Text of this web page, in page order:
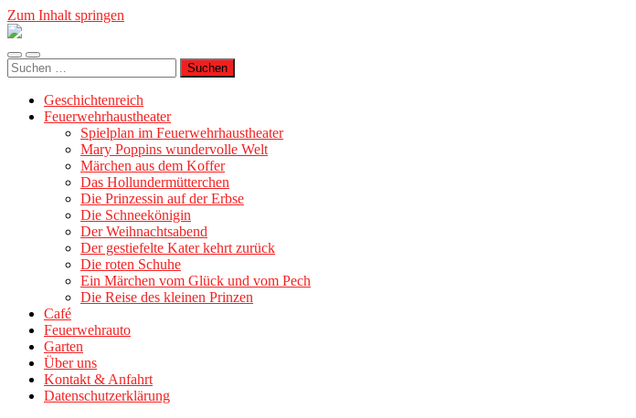
Zum Inhalt springen
Geschichtenreich
Mobile-
Menü
Suchfeld
ein-/ausblenden
Suche
nach:
Geschichtenreich
Feuerwehrhaustheater
Spielplan im Feuerwehrhaustheater
Mary Poppins wundervolle Welt
Märchen aus dem Koffer
Das Hollundermütterchen
Die Prinzessin auf der Erbse
Die Schneekönigin
Der Weihnachtsabend
Der gestiefelte Kater kehrt zurück
Die roten Schuhe
Ein Märchen vom Glück und vom Pech
Die Reise des kleinen Prinzen
Café
Feuerwehrauto
Garten
Über uns
Kontakt & Anfahrt
Datenschutzerklärung